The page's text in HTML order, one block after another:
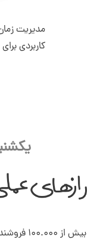
کاربردی
بیش از